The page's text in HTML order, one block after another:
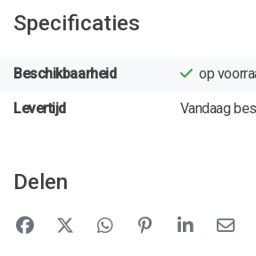
Specificaties
Beschikbaarheid op
Levertijd Vandaag
Delen